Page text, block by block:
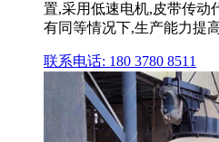
置,采用低速电机,皮带传动
有同等情况下,生产能力提
联系电话: 180 3780 8511